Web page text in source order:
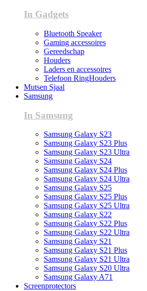
In Gadgets
Bluetooth Speaker
Gaming accessoires
Gereedschap
Houders
Laders en accessoires
Telefoon RingHouders
Mutsen Sjaal
Samsung
In Samsung
Samsung Galaxy S23
Samsung Galaxy S23 Plus
Samsung Galaxy S23 Ultra
Samsung Galaxy S24
Samsung Galaxy S24 Plus
Samsung Galaxy S24 Ultra
Samsung Galaxy S25
Samsung Galaxy S25 Plus
Samsung Galaxy S25 Ultra
Samsung Galaxy S22
Samsung Galaxy S22 Plus
Samsung Galaxy S22 Ultra
Samsung Galaxy S21
Samsung Galaxy S21 Plus
Samsung Galaxy S21 Ultra
Samsung Galaxy S20 Ultra
Samsung Galaxy A71
Screenprotectors